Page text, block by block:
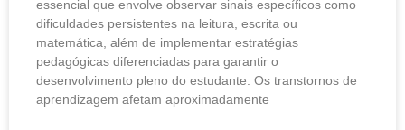
essencial que envolve observar sinais específicos como
dificuldades persistentes na leitura, escrita ou
matemática, além de implementar estratégias
pedagógicas diferenciadas para garantir o
desenvolvimento pleno do estudante. Os transtornos de
aprendizagem afetam aproximadamente